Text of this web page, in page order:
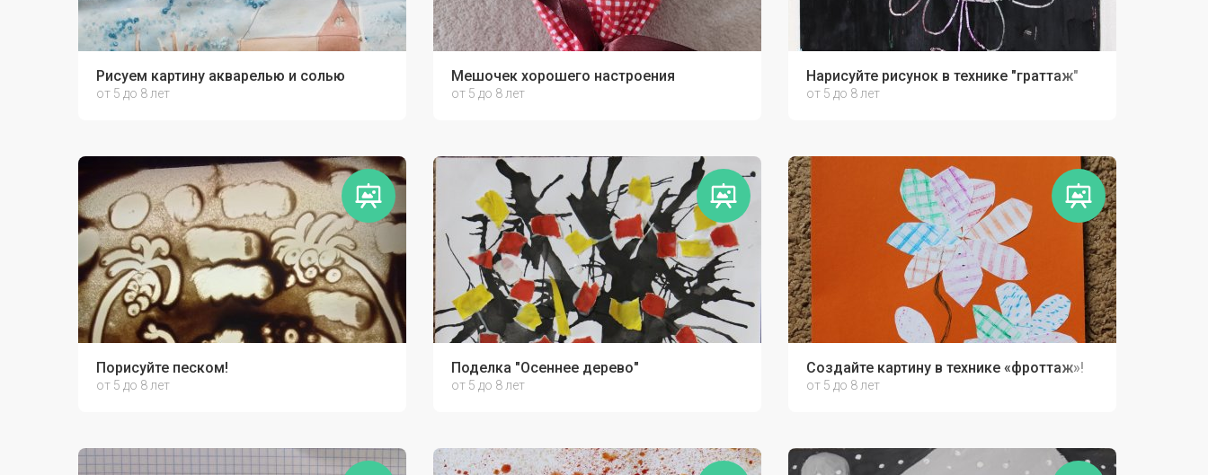
Рисуем картину акварелью и солью
от 5 до 8 лет
Мешочек хорошего настроения
от 5 до 8 лет
Нарисуйте рисунок в технике "граттаж"
от 5 до 8 лет
Порисуйте песком!
от 5 до 8 лет
Поделка "Осеннее дерево"
от 5 до 8 лет
Создайте картину в технике «фроттаж»!
от 5 до 8 лет